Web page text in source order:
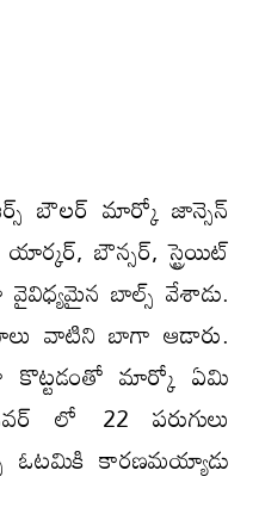
బౌలర్ మార్కో జాన్సెన్‌
బౌన్సర్, స్ట్రెయిట్
బాల్స్ వేశాడు.
వాటిని బాగా ఆడారు.
కొట్ట‌డంతో మార్కో ఏమి
లో 22 పరుగులు
ఓటమికి కారణమయ్యాడు